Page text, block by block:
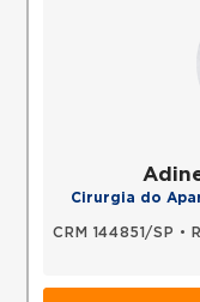
Cirurgia do
CRM 144851/SP •